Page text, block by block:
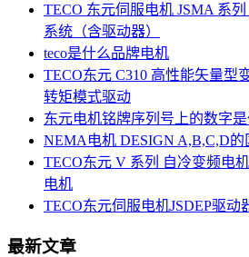
TECO 东元伺服电机 JSMA 系
系统（含驱动器）
teco是什么品牌电机
TECO东元 C310 高性能矢量型
转矩模式驱动
东元电机铭牌序列号上的数字
NEMA电机 DESIGN A,B,C,D的
TECO东元 V 系列 自冷变频电
电机
TECO东元伺服电机JSDEP驱动
最新文章